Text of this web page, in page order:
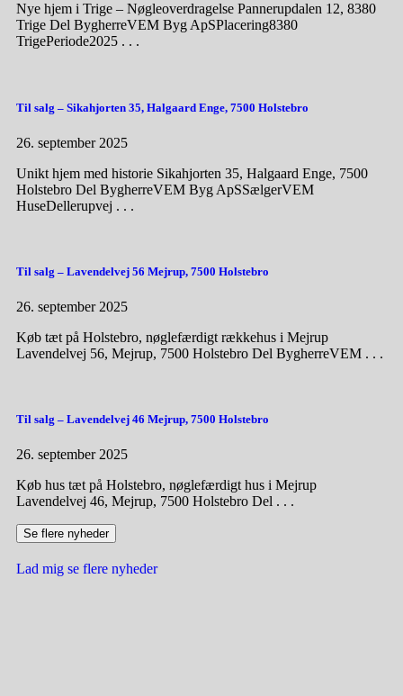
Nye hjem i Trige – Nøgleoverdragelse Pannerupdalen 12, 8380
Trige Del BygherreVEM Byg ApSPlacering8380
TrigePeriode2025 . . .
Til salg – Sikahjorten 35, Halgaard Enge, 7500 Holstebro
26. september 2025
Unikt hjem med historie Sikahjorten 35, Halgaard Enge, 7500
Holstebro Del BygherreVEM Byg ApSSælgerVEM
HuseDellerupvej . . .
Til salg – Lavendelvej 56 Mejrup, 7500 Holstebro
26. september 2025
Køb tæt på Holstebro, nøglefærdigt rækkehus i Mejrup
Lavendelvej 56, Mejrup, 7500 Holstebro Del BygherreVEM . . .
Til salg – Lavendelvej 46 Mejrup, 7500 Holstebro
26. september 2025
Køb hus tæt på Holstebro, nøglefærdigt hus i Mejrup
Lavendelvej 46, Mejrup, 7500 Holstebro Del . . .
Se flere nyheder
Lad mig se flere nyheder